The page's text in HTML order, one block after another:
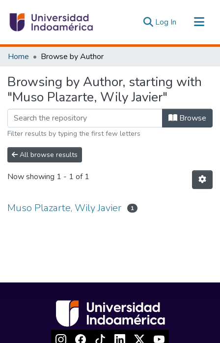
Log In (current)
Communities & Collections
Estadísticas Externas
Home Browse by Author
Browsing by Author, starting with
"Muso Plazarte, Wily Javier"
Browse
Filter results by typing the first few letters
All browse results
Now showing 1 - 1 of 1
Muso Plazarte, Wily Javier 1